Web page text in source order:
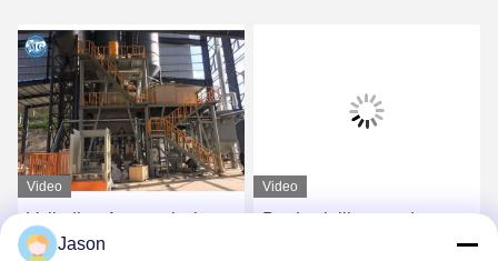
Video
Volledige Automatische
Droge Mortierproductielijn
Video
Productielijn voor droge
Jason